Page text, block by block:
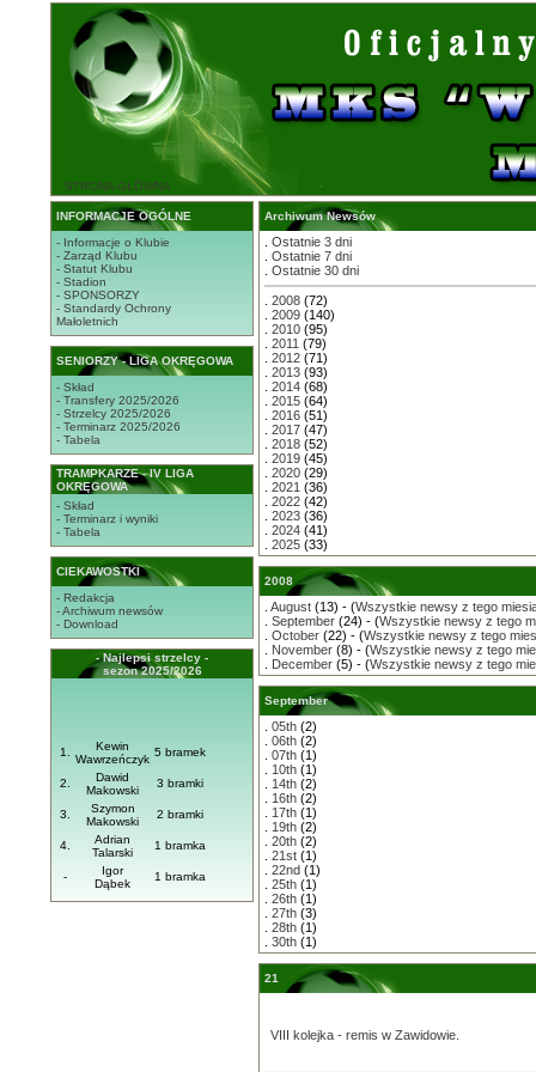
STRONA GŁÓWNA
INFORMACJE OGÓLNE
- Informacje o Klubie
- Zarząd Klubu
- Statut Klubu
- Stadion
- SPONSORZY
- Standardy Ochrony
Małoletnich
SENIORZY - LIGA OKRĘGOWA
- Skład
- Transfery 2025/2026
- Strzelcy 2025/2026
- Terminarz 2025/2026
- Tabela
TRAMPKARZE - IV LIGA
OKRĘGOWA
- Skład
- Terminarz i wyniki
- Tabela
CIEKAWOSTKI
- Redakcja
- Archiwum newsów
- Download
- Najlepsi strzelcy -
sezon 2025/2026
1.
Kewin
Wawrzeńczyk
5 bramek
2.
Dawid
Makowski
3 bramki
3.
Szymon
Makowski
2 bramki
4.
Adrian
Talarski
1 bramka
-
Igor
Dąbek
1 bramka
Archiwum Newsów
Ostatnie 3 dni
Ostatnie 7 dni
Ostatnie 30 dni
2008 (72)
2009 (140)
2010 (95)
2011 (79)
2012 (71)
2013 (93)
2014 (68)
2015 (64)
2016 (51)
2017 (47)
2018 (52)
2019 (45)
2020 (29)
2021 (36)
2022 (42)
2023 (36)
2024 (41)
2025 (33)
2008
August (13) - (Wszystkie newsy z tego
September (24) - (Wszystkie newsy z tego
October (22) - (Wszystkie newsy z tego
November (8) - (Wszystkie newsy z tego
December (5) - (Wszystkie newsy z tego
September
05th (2)
06th (2)
07th (1)
10th (1)
14th (2)
16th (2)
17th (1)
19th (2)
20th (2)
21st (1)
22nd (1)
25th (1)
26th (1)
27th (3)
28th (1)
30th (1)
21
VIII kolejka - remis w Zawidowie.